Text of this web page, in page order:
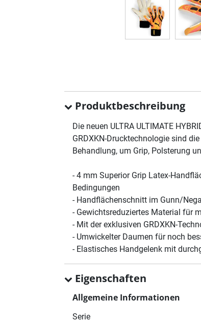
Produktbeschreibung
Die neuen ULTRA ULTIMATE
GRDXKN-Drucktechnologie sind
Behandlung, um Grip, Polsterung
- 4 mm Superior Grip Latex-
Bedingungen
- Handflächenschnitt im Gunn/
- Gewichtsreduziertes Material für
- Mit der exklusiven GRDXKN-
- Umwickelter Daumen für noch
- Elastisches Handgelenk mit
Eigenschaften
Allgemeine Informationen
Serie